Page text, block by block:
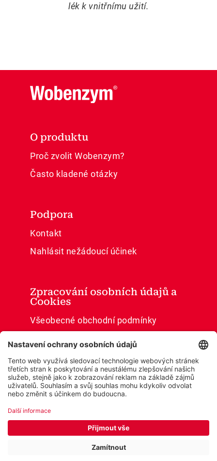
lék k vnitřnímu užití.
O produktu
Proč zvolit Wobenzym?
Často kladené otázky
Podpora
Kontakt
Nahlásit nežádoucí účinek
Zpracování osobních údajů a
Cookies
Všeobecné obchodní podmínky
Ochrana osobních údajů
Cookies
Prohlášení o přístupnosti
© 2026 Wobenzym® Cookie settings